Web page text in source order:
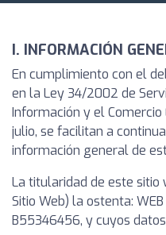
I. INFORMACIÓN
En cumplimiento con el
en la Ley 34/2002 de
Información y el Comercio
julio, se facilitan a
información general de
La titularidad de este sitio
Sitio Web) la ostenta: WEB
B55346456, y cuyos